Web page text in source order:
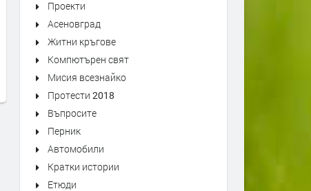
Първо издание на „Записки по
българските въстания“ от 1892
г. може да се види в архива на
Проекти
Асеновград
Житни кръгове
Компютърен свят
Мисия всезнайко
Протести 2018
Въпросите
Перник
Автомобили
Кратки истории
Етюди